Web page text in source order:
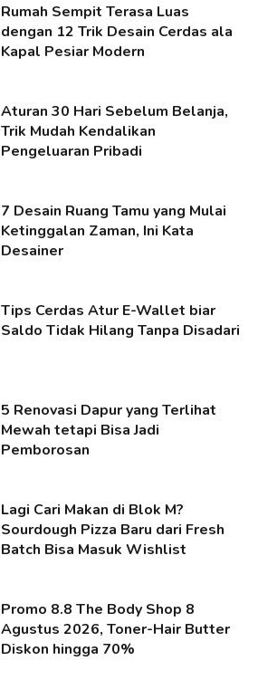
Rumah Sempit Terasa Luas
dengan 12 Trik Desain Cerdas ala
Kapal Pesiar Modern
Aturan 30 Hari Sebelum Belanja,
Trik Mudah Kendalikan
Pengeluaran Pribadi
7 Desain Ruang Tamu yang Mulai
Ketinggalan Zaman, Ini Kata
Desainer
Tips Cerdas Atur E-Wallet biar
Saldo Tidak Hilang Tanpa Disadari
5 Renovasi Dapur yang Terlihat
Mewah tetapi Bisa Jadi
Pemborosan
Lagi Cari Makan di Blok M?
Sourdough Pizza Baru dari Fresh
Batch Bisa Masuk Wishlist
Promo 8.8 The Body Shop 8
Agustus 2026, Toner-Hair Butter
Diskon hingga 70%